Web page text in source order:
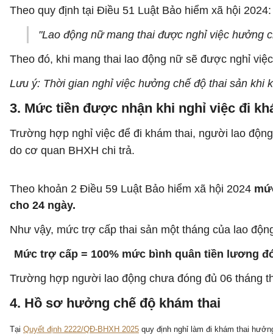
Theo quy định tại Điều 51 Luật Bảo hiểm xã hội 2024:
"Lao động nữ mang thai được nghỉ việc hưởng
Theo đó, khi mang thai lao động nữ sẽ được nghỉ
Lưu ý: Thời gian nghỉ việc hưởng chế độ thai sản khi
3. Mức tiền được nhận khi nghỉ việc đi
Trường hợp nghỉ việc để đi khám thai, người lao
do cơ quan BHXH chi trả.
Theo khoản 2 Điều 59 Luật Bảo hiểm xã hội 2024
cho 24 ngày.
Như vậy, mức trợ cấp thai sản một tháng của lao
Mức trợ cấp = 100% mức bình quân tiền lương
Trường hợp người lao động chưa đóng đủ 06 tháng
4. Hồ sơ hưởng chế độ khám thai
Tại Quyết định 2222/QĐ-BHXH 2025 quy định nghỉ làm đi khám thai